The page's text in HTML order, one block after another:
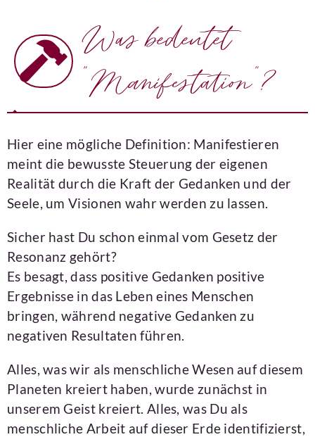
Was bedeutet
"Manifestation"?
Hier eine mögliche Definition: Manifestieren
meint die bewusste Steuerung der eigenen
Realität durch die Kraft der Gedanken und der
Seele, um Visionen wahr werden zu lassen.
Sicher hast Du schon einmal vom Gesetz der
Resonanz gehört?
Es besagt, dass positive Gedanken positive
Ergebnisse in das Leben eines Menschen
bringen, während negative Gedanken zu
negativen Resultaten führen.
Alles, was wir als menschliche Wesen auf diesem
Planeten kreiert haben, wurde zunächst in
unserem Geist kreiert. Alles, was Du als
menschliche Arbeit auf dieser Erde identifizierst,